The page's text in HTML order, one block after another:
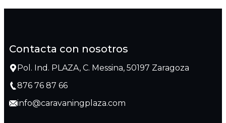
Contacta con nosotros
Pol. Ind. PLAZA, C. Messina, 50197 Zaragoza
876 76 87 66
info@caravaningplaza.com